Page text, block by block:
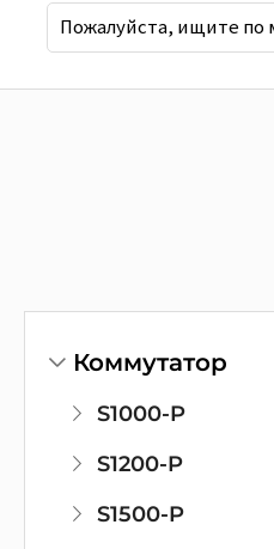
Коммутатор
S1000-P
S1200-P
S1500-P